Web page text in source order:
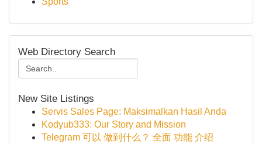
Web Directory Search
New Site Listings
Servis Sales Page: Maksimalkan Hasil Anda
Kodyub333: Our Story and Mission
Telegram 可以 做到什么？ 全面 功能 介绍